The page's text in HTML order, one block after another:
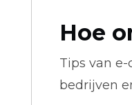
Hoe
Tips van e-
bedrijven